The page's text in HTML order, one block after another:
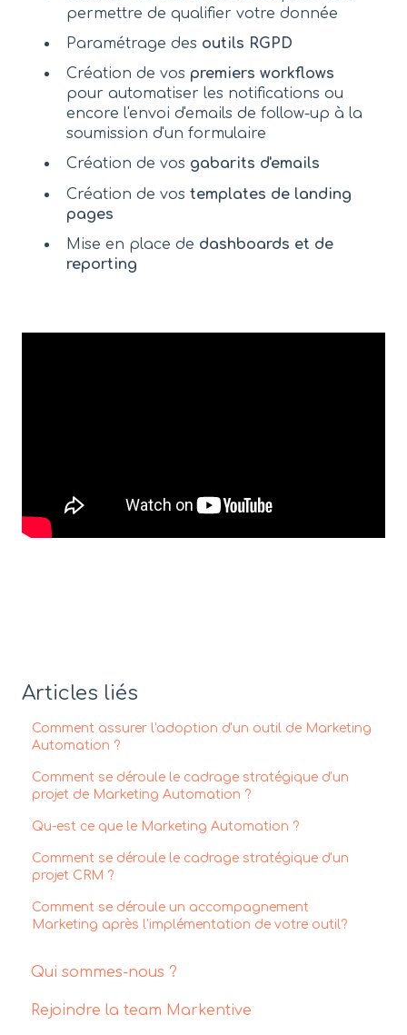
permettre de qualifier votre donnée
Paramétrage des outils RGPD
Création de vos premiers workflows
pour automatiser les notifications ou
encore l'envoi d'emails de follow-up à la
soumission d'un formulaire
Création de vos gabarits d'emails
Création de vos templates de landing
pages
Mise en place de dashboards et de
reporting
Articles liés
Comment assurer l'adoption d'un outil de Marketing
Automation ?
Comment se déroule le cadrage stratégique d'un
projet de Marketing Automation ?
Qu-est ce que le Marketing Automation ?
Comment se déroule le cadrage stratégique d'un
projet CRM ?
Comment se déroule un accompagnement
Marketing après l'implémentation de votre outil?
Qui sommes-nous ?
Rejoindre la team Markentive